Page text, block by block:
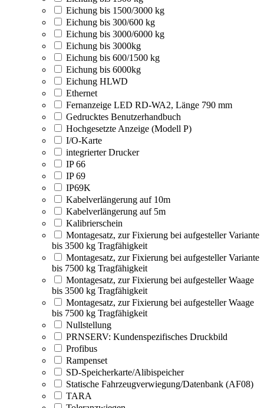
Eichung bis 1500/3000 kg
Eichung bis 300/600 kg
Eichung bis 3000/6000 kg
Eichung bis 3000kg
Eichung bis 600/1500 kg
Eichung bis 6000kg
Eichung HLWD
Ethernet
Fernanzeige LED RD-WA2, Länge 790 mm
Gedrucktes Benutzerhandbuch
Hochgesetzte Anzeige (Modell P)
I/O-Karte
integrierter Drucker
IP 66
IP 69
IP69K
Kabelverlängerung auf 10m
Kabelverlängerung auf 5m
Kalibrierschein
Montagesatz, zur Fixierung bei aufgesteller Variante
bis 3500 kg Tragfähigkeit
Montagesatz, zur Fixierung bei aufgesteller Variante
bis 7500 kg Tragfähigkeit
Montagesatz, zur Fixierung bei aufgesteller Waage
bis 3500 kg Tragfähigkeit
Montagesatz, zur Fixierung bei aufgesteller Waage
bis 7500 kg Tragfähigkeit
Nullstellung
PRNSERV: Kundenspezifisches Druckbild
Profibus
Rampenset
SD-Speicherkarte/Alibispeicher
Statische Fahrzeugverwiegung/Datenbank (AF08)
TARA